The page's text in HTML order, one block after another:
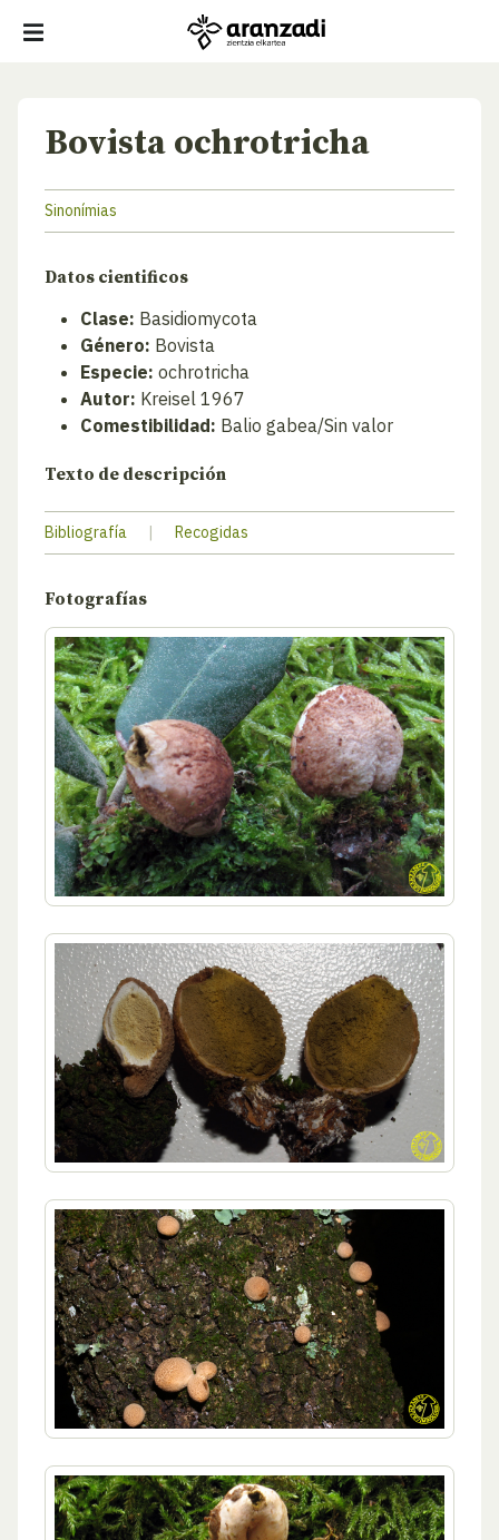
Bovista ochrotricha
Sinonímias
Datos cientificos
Clase: Basidiomycota
Género: Bovista
Especie: ochrotricha
Autor: Kreisel 1967
Comestibilidad: Balio gabea/Sin valor
Texto de descripción
Bibliografía | Recogidas
Fotografías